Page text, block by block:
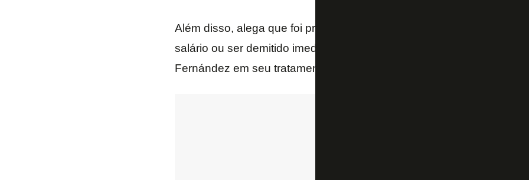
Além disso, alega que foi pressionado pela diretoria a concordar com
salário ou ser demitido imediatamente, principalmente após avanços
Fernández em seu tratamento.